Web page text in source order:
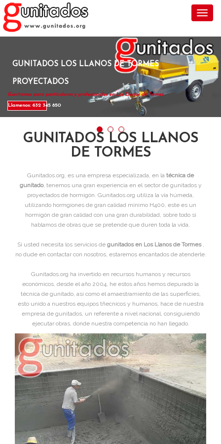
GUNITADOS LOS LLANOS DE TORMES
PROYECTADOS
Gunitamos para particulares y profesionales en Los Llanos de Tormes .
Llamenos: 632 345 850
GUNITADOS LOS LLANOS
DE TORMES
Gunitados.org, es una empresa especializada, en la técnica de
gunitado, tenemos una gran experiencia en el sector de gunitados y
proyectados de hormigón. Gunitados.org utiliza la vía húmeda,
utilizando hormgiones de gran calidad mínimo H400, este es un
hormigón de gran calidad con una gran durabilidad, sobre todo si
hablamos de obras que se pretende que duren toda la vida.
Si usted necesita los servicios de gunitados en Los Llanos de Tormes ,
no dude en contactar con nosotros, estaremos encantados de atenderle.
Gunitados.org ha invertido en recursos humanos y recursos
económicos, desde el año 2004, he estos años hemos depurado la
técnica de gunitado, asi como el amaestramiento de las superficies,
esto unido a nuestros equipos tñecnicos y humanos, hace de nuestra
empresa de gunitados, un referente a nivel nacional, consiguiendo
ejecutar obras, donde nuestra competencia no han llegado.